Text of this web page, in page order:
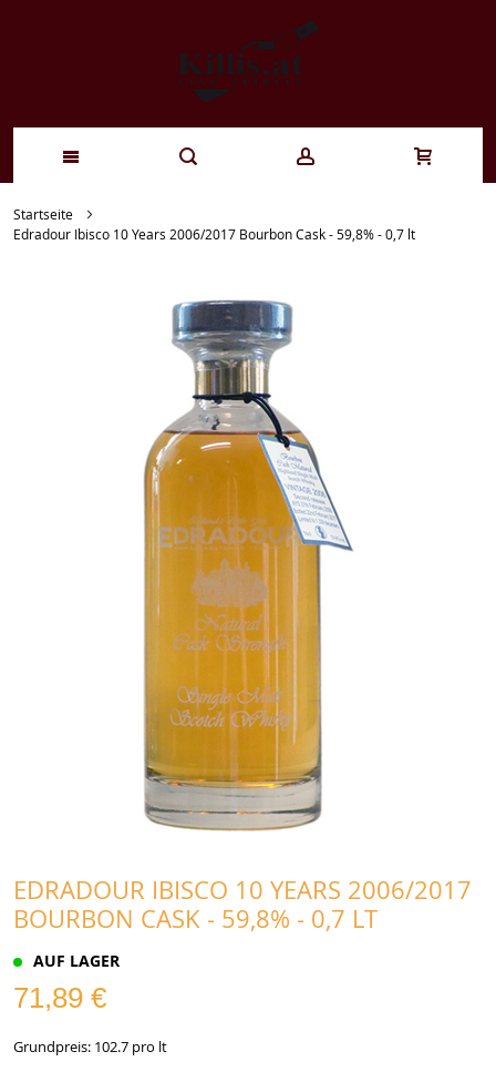
Zum
Startseite
Edradour Ibisco 10 Years 2006/2017 Bourbon Cask - 59,8% - 0,7 lt
EDRADOUR IBISCO 10 YEARS 2006/2017
BOURBON CASK - 59,8% - 0,7 LT
AUF LAGER
71,89 €
Grundpreis: 102.7 pro lt